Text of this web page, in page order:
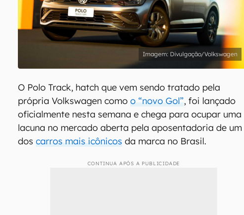
Divulgação/Volkswagen
O Polo Track, hatch que vem sendo tratado pela
própria Volkswagen comoo “novo Gol”, foi lançado
oficialmente nesta semana e chega para ocupar uma
lacuna no mercado aberta pela aposentadoria de um
doscarros mais icônicos da marca no Brasil.
CONTINUA APÓS A PUBLICIDADE